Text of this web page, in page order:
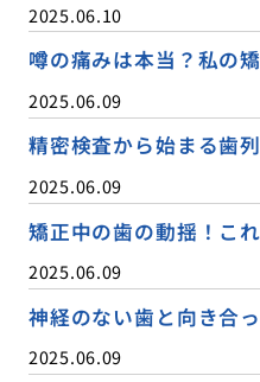
2025.06.10
噂の痛みは本当？私の
2025.06.09
精密検査から始まる歯
2025.06.09
矯正中の歯の動揺！こ
2025.06.09
神経のない歯と向き合
2025.06.09